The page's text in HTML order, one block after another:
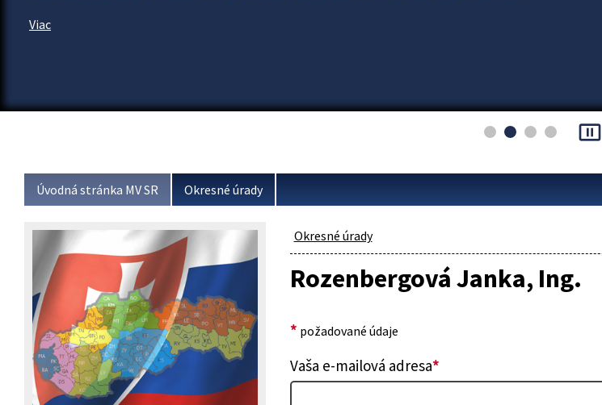
Viac
pause_presentation
Úvodná stránka MV SR Okresné úrady
Okresné úrady
Rozenbergová Janka, Ing.
* požadované údaje
Vaša e-mailová adresa*